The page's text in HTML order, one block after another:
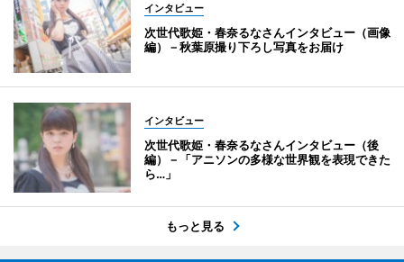
インタビュー
次世代歌姫・春奈るなさんインタビュー（画像
編）－秋葉原撮り下ろし写真をお届け
インタビュー
次世代歌姫・春奈るなさんインタビュー（後
編）－「アニソンの多様な世界観を表現できた
ら…」
もっと見る